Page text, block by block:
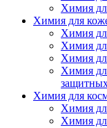
Химия
Химия для
Химия
Химия
Химия
Химия
Химия для
Химия
Химия